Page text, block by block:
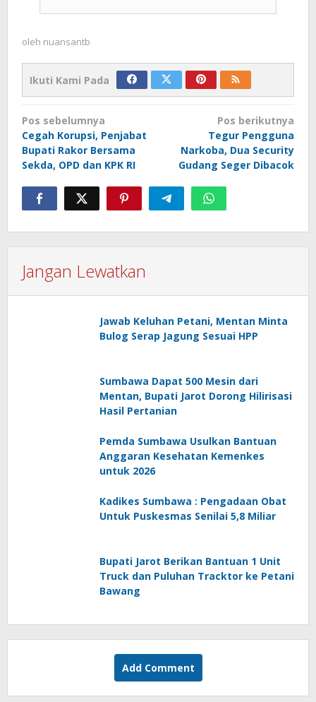
oleh nuansantb
Ikuti Kami Pada
Navigasi
pos
Pos sebelumnya
Cegah Korupsi, Penjabat
Bupati Rakor Bersama
Sekda, OPD dan KPK RI
Pos berikutnya
Tegur Pengguna
Narkoba, Dua Security
Gudang Seger Dibacok
Jangan Lewatkan
Jawab Keluhan Petani, Mentan Minta
Bulog Serap Jagung Sesuai HPP
Sumbawa Dapat 500 Mesin dari
Mentan, Bupati Jarot Dorong Hilirisasi
Hasil Pertanian
Pemda Sumbawa Usulkan Bantuan
Anggaran Kesehatan Kemenkes
untuk 2026
Kadikes Sumbawa : Pengadaan Obat
Untuk Puskesmas Senilai 5,8 Miliar
Bupati Jarot Berikan Bantuan 1 Unit
Truck dan Puluhan Tracktor ke Petani
Bawang
Add Comment